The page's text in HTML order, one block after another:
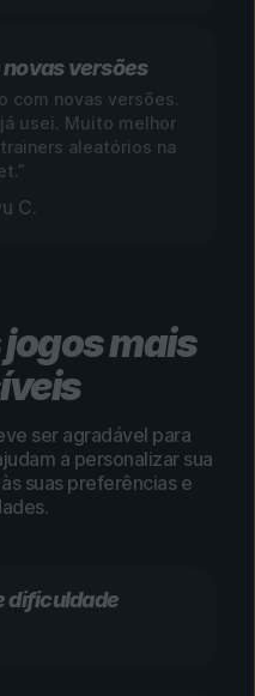
versões
com novas versões.
usei. Muito melhor
aleatórios na
C.
mais
ser agradável para
a personalizar sua
suas preferências e
dificuldade